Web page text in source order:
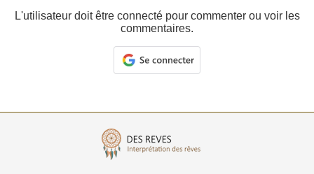
L'utilisateur doit être connecté pour commenter ou voir les
commentaires.